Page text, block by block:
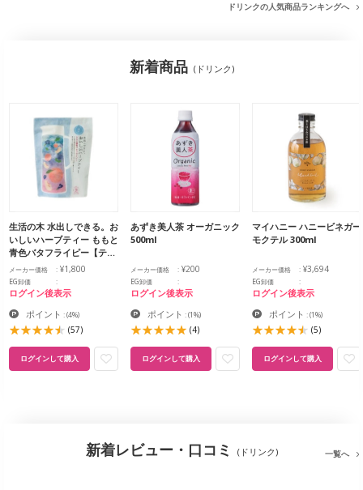
ドリンクの人気商品ランキングへ
新着商品 (ドリンク)
生活の木 水出しできる。お
いしいハーブティー ももと
青色バタフライピー【テ…
メーカー価格 ¥1,800
EG卸価
ログイン後表示
ポイント :(4%)
(57)
ログインして購入
あずき美人茶 オーガニック
500ml
メーカー価格 ¥200
EG卸価
ログイン後表示
ポイント :(1%)
(4)
ログインして購入
マイハニー ハニービネガー
モクテル 300ml
メーカー価格 ¥3,694
EG卸価
ログイン後表示
ポイント :(1%)
(5)
ログインして購入
新着レビュー・口コミ (ドリンク) 一覧へ